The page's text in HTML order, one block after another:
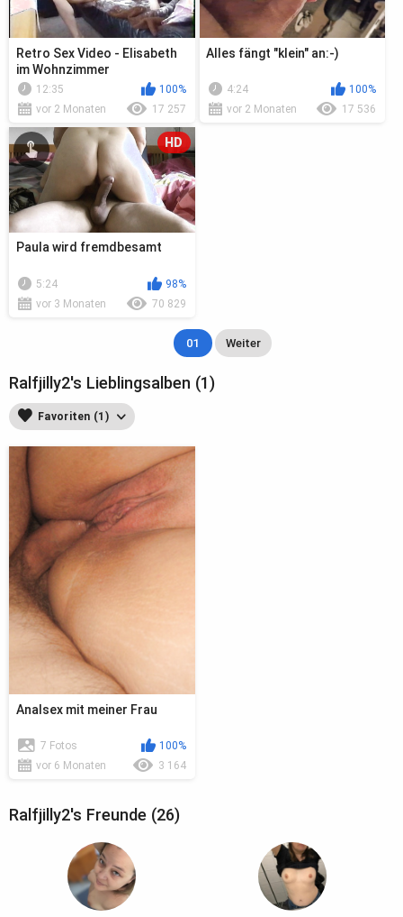
Retro Sex Video - Elisabeth
im Wohnzimmer
12:35
100%
vor 2 Monaten
17 257
Alles fängt "klein" an:-)
4:24
100%
vor 2 Monaten
17 536
HD
Paula wird fremdbesamt
5:24
98%
vor 3 Monaten
70 829
01 Weiter
Ralfjilly2's Lieblingsalben (1)
Favoriten (1)
Analsex mit meiner Frau
7 Fotos
100%
vor 6 Monaten
3 164
Ralfjilly2's Freunde (26)